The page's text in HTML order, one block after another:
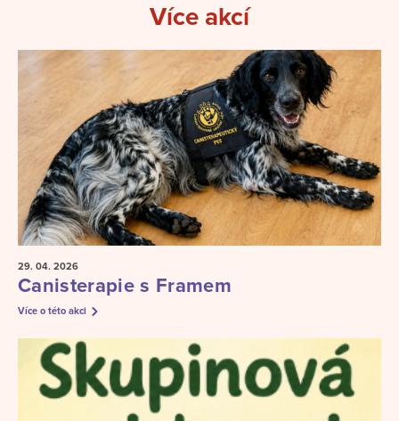
Více akcí
29. 04. 2026
Canisterapie s Framem
Více o této akci